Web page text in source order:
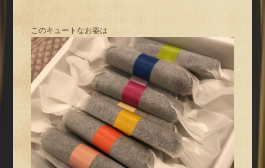
このキュートなお姿は